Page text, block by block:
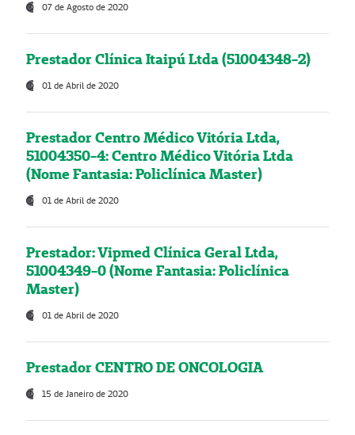
07 de Agosto de 2020
Prestador Clínica Itaipú Ltda (51004348-2)
01 de Abril de 2020
Prestador Centro Médico Vitória Ltda,
51004350-4: Centro Médico Vitória Ltda
(Nome Fantasia: Policlínica Master)
01 de Abril de 2020
Prestador: Vipmed Clínica Geral Ltda,
51004349-0 (Nome Fantasia: Policlínica
Master)
01 de Abril de 2020
Prestador CENTRO DE ONCOLOGIA
15 de Janeiro de 2020